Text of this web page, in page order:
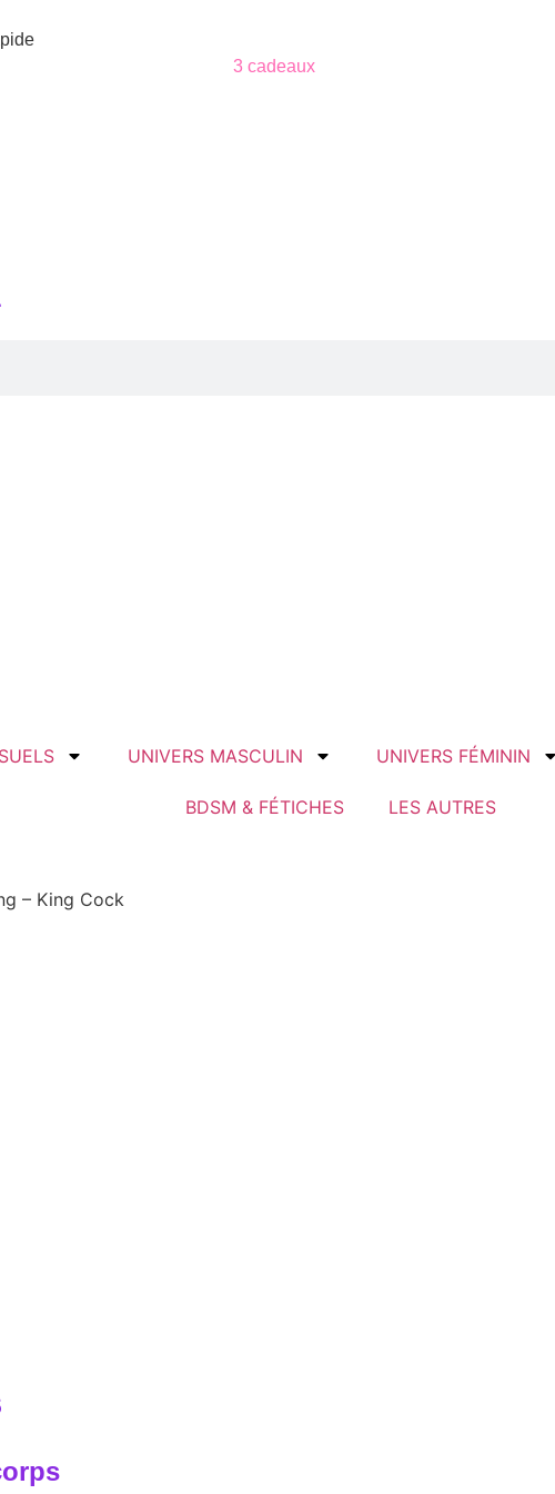
3 cadeaux
UNIVERS MASCULIN UNIVERS FÉMININ
BDSM & FÉTICHES LES AUTRES
– King Cock